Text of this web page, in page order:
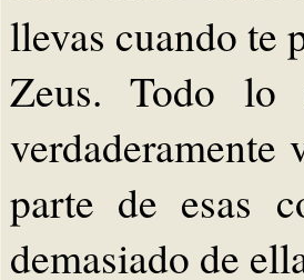
llevas cuando te
Zeus. Todo lo
verdaderamente
parte de esas
demasiado de